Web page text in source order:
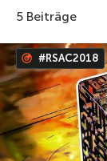
5 Beiträge
#RSAC2018